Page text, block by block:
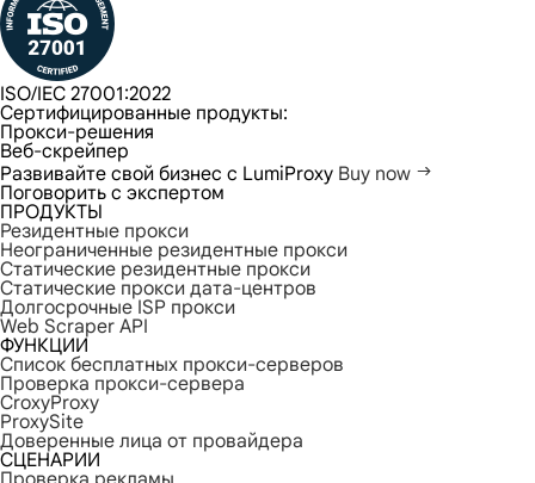
ISO/IEC 27001:2022
Сертифицированные продукты:
Прокси-решения
Веб-скрейпер
Развивайте свой бизнес с LumiProxy Buy now
Поговорить с экспертом
ПРОДУКТЫ
Резидентные прокси
Неограниченные резидентные прокси
Статические резидентные прокси
Статические прокси дата-центров
Долгосрочные ISP прокси
Web Scraper API
ФУНКЦИИ
Список бесплатных прокси-серверов
Проверка прокси-сервера
CroxyProxy
ProxySite
Доверенные лица от провайдера
СЦЕНАРИИ